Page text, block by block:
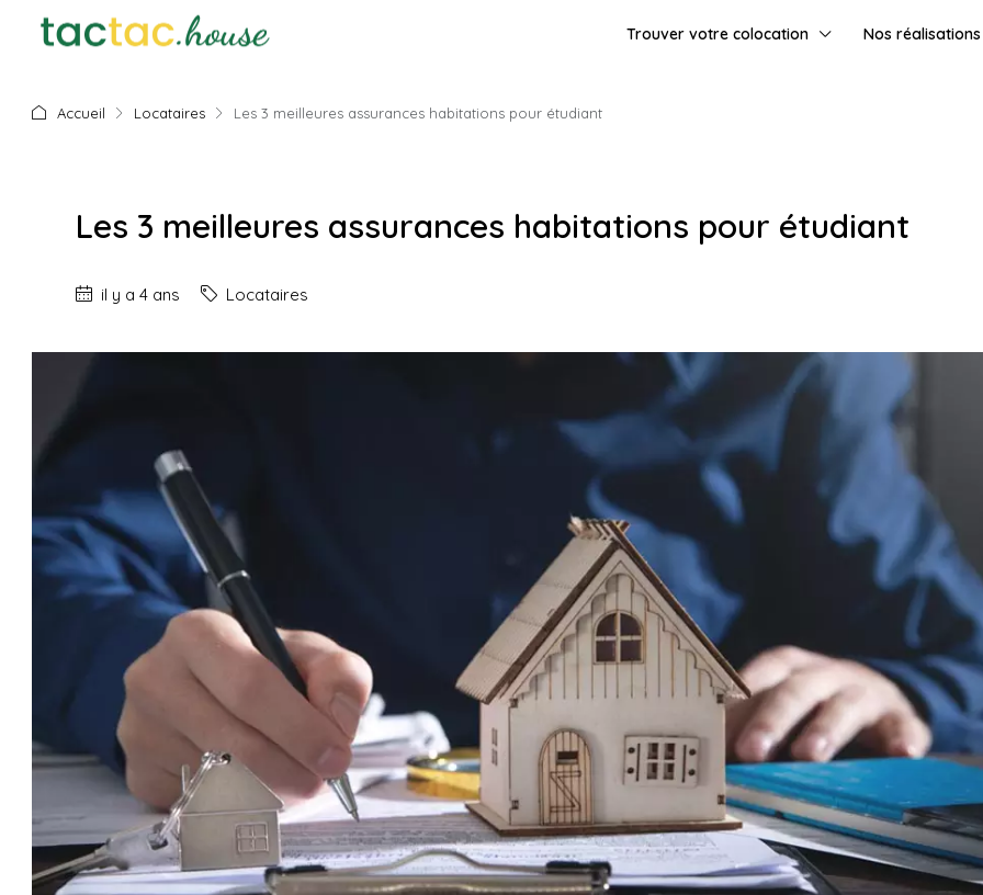
Trouver votre colocation Nos réalisations
Accueil Locataires Les 3 meilleures assurances habitations pour étudiant
Les 3 meilleures assurances habitations pour étudiant
il y a 4 ans Locataires